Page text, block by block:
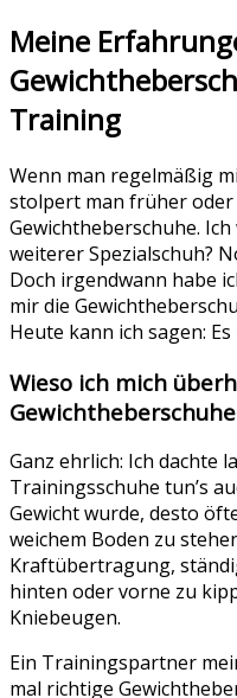
Meine
Training
Wenn man regelmäßig
stolpert man früher
Gewichtheberschuhe.
weiterer Spezialschuh?
Doch irgendwann habe
mir die
Heute kann ich sagen:
Wieso ich mich
Ganz ehrlich: Ich dachte
Trainingsschuhe tun’s
Gewicht wurde, desto
weichem Boden zu
Kraftübertragung,
hinten oder vorne zu
Kniebeugen.
Ein Trainingspartner
mal richtige